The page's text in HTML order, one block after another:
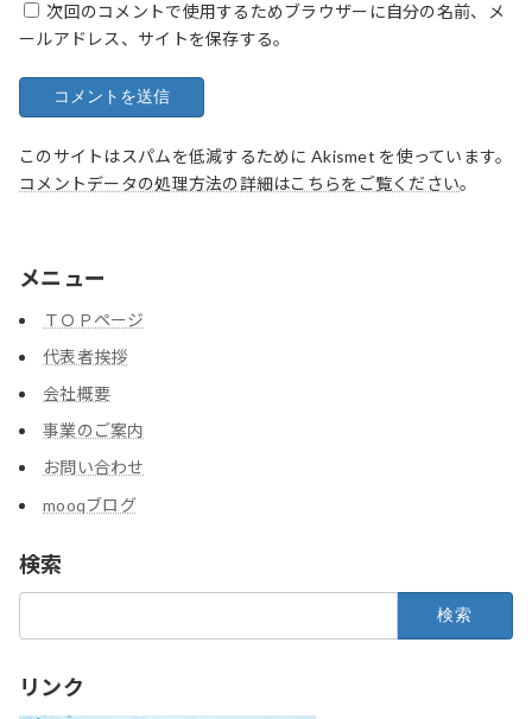
次回のコメントで使用するためブラウザーに自分の名前、メ
ールアドレス、サイトを保存する。
このサイトはスパムを低減するために Akismet を使っています。
コメントデータの処理方法の詳細はこちらをご覧ください。
メニュー
ＴＯＰページ
代表者挨拶
会社概要
事業のご案内
お問い合わせ
mooqブログ
検索
リンク